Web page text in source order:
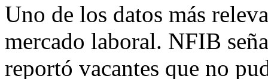
Uno de los datos más
mercado laboral. NFIB
reportó vacantes que no